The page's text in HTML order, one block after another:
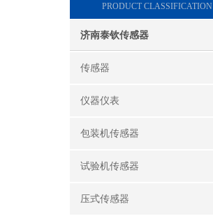
PRODUCT CLASSIFICATION
济南泰钦传感器
传感器
仪器仪表
包装机传感器
试验机传感器
压式传感器